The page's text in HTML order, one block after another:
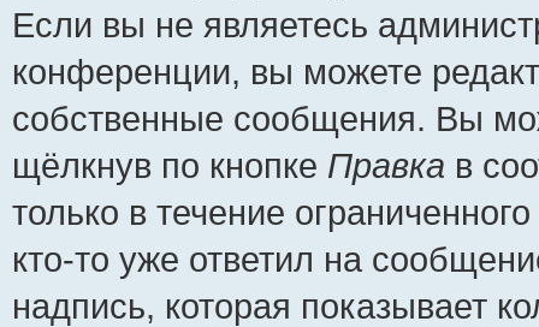
Если вы не являетесь
конференции, вы можете
собственные сообщения. Вы
щёлкнув по кнопке Правка в
только в течение
кто-то уже ответил на
надпись, которая показывает